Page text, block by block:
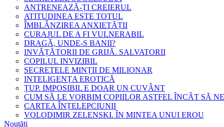
ANTRENEAZĂ-ȚI CREIERUL
ATITUDINEA ESTE TOTUL
ÎMBLÂNZIREA ANXIETĂȚII
CURAJUL DE A FI VULNERABIL
DRAGĂ, UNDE-S BANII?
INVĂȚĂTORII DE GRIJĂ. SALVATORII
COPILUL INVIZIBIL
SECRETELE MINȚII DE MILIONAR
INTELIGENȚA EROTICĂ
ȚUP. IMPOSIBIL E DOAR UN CUVÂNT
CUM SĂ LE VORBIM COPIILOR ASTFEL ÎNCÂT SĂ
CARTEA ÎNȚELEPCIUNII
VOLODIMIR ZELENSKI. ÎN MINTEA UNUI EROU
Noutăți